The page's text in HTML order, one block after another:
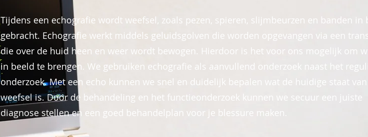
Tijdens een echografie wordt weefsel, zoals pezen, spieren, slijmbeurzen en banden in
gebracht. Echografie werkt middels geluidsgolven die worden opgevangen via een
die over de huid heen en weer wordt bewogen. Hierdoor is het voor ons mogelijk om
in beeld te brengen. We gebruiken echografie als aanvullend onderzoek naast het
onderzoek. Met een echo kunnen we snel en duidelijk bepalen wat de huidige staat
weefsel is. Door de behandeling en het functieonderzoek kunnen we secuur een juiste
diagnose stellen en een goed behandelplan voor je blessure maken.